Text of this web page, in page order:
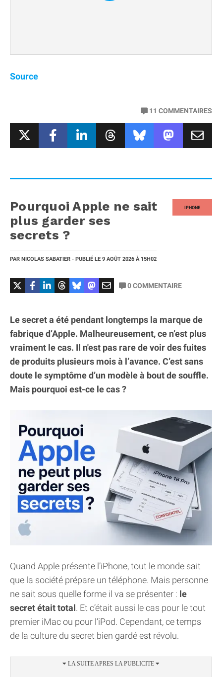
Source
11 COMMENTAIRES
IPHONE
Pourquoi Apple ne sait
plus garder ses
secrets ?
PAR NICOLAS SABATIER - PUBLIÉ LE 9 AOÛT 2026 À 15H02
0COMMENTAIRE
Le secret a été pendant longtemps la marque de
fabrique d’Apple. Malheureusement, ce n’est plus
vraiment le cas. Il n'est pas rare de voir des fuites
de produits plusieurs mois à l’avance. C’est sans
doute le symptôme d’un modèle à bout de souffle.
Mais pourquoi est-ce le cas ?
Quand Apple présente l’iPhone, tout le monde sait
que la société prépare un téléphone. Mais personne
ne sait sous quelle forme il va se présenter : le
secret était total. Et c’était aussi le cas pour le tout
premier iMac ou pour l’iPod. Cependant, ce temps
de la culture du secret bien gardé est révolu.